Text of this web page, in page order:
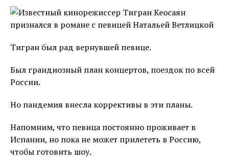
Тигран был рад вернувшей певице.
Был грандиозный план концертов, поездок по всей
России.
Но пандемия внесла коррективы в эти планы.
Напомним, что певица постоянно проживает в
Испании, но пока не может прилететь в Россию,
чтобы готовить шоу.